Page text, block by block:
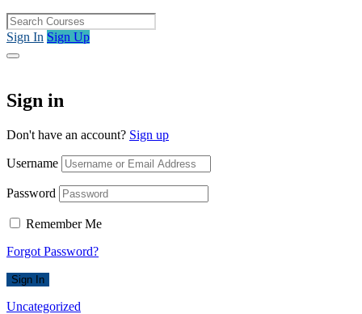
Sign In Sign Up
Sign in
Don't have an account? Sign up
Username
Password
Remember Me
Forgot Password?
Sign In
Uncategorized